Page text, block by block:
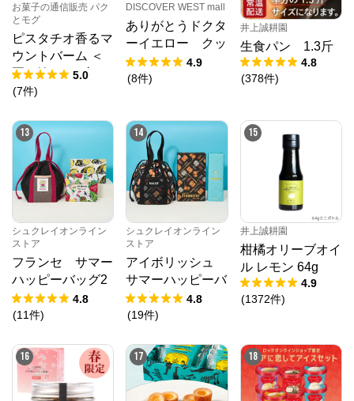
お菓子の通信販売 パク
とモグ
ピスタチオ香るマ
ウントバーム ＜
夏の輪＞ 1山
5.0
(7件)
DISCOVER WEST mall
ありがとうドクタ
ーイエロー クッ
ション
4.9
(8件)
井上誠耕園
生食パン 1.3斤
4.8
(378件)
13
シュクレイオンライン
ストア
フランセ サマー
ハッピーバッグ2
026
4.8
(11件)
14
シュクレイオンライン
ストア
アイボリッシュ
サマーハッピーバ
ッグ2026 4.8
(19件)
15
井上誠耕園
柑橘オリーブオイ
ル レモン 64g
4.9
(1372件)
16 17 18